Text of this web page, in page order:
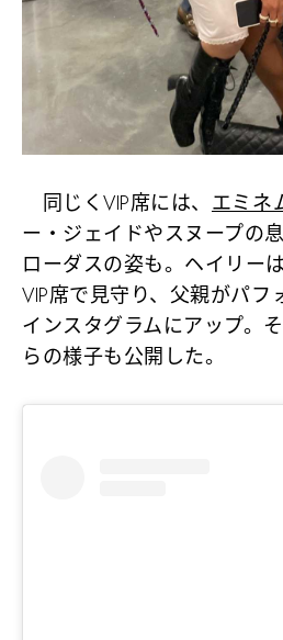
同じくVIP席には、 エミネ
ー・ジェイドやスヌープの
ローダスの姿も。ヘイリー
VIP席で見守り、父親がパフ
インスタグラムにアップ。
らの様子も公開した。